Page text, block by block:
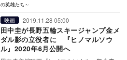
の英雄たち～
映画 2019.11.28 05:00
田中圭が長野五輪スキージャンプ金メ
ダル影の立役者に 『ヒノマルソウ
ル』2020年6月公開へ